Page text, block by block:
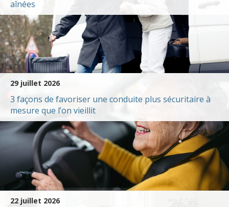
Réduction du risque de
démence : Activité cognitive
et sociale
Réduction du risque de
démence : Tabagisme et
alcool
Réduction du risque de
démence : Santé des
vaisseaux sanguins
Réduction du risque de
démence : Activité physique
aînées
29 juillet 2026
3 façons de favoriser une conduite plus sécuritaire à
mesure que l’on vieillit
22 juillet 2026